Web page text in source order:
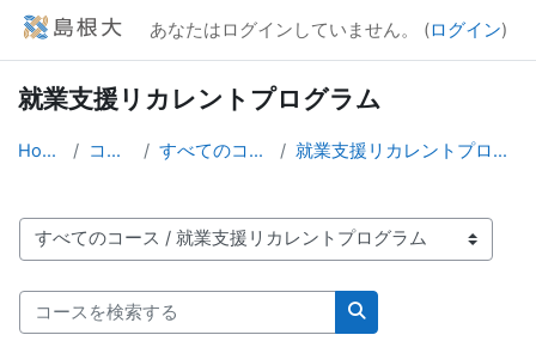
メインコンテンツへスキップする
あなたはログインしていません。 (ログイン)
就業支援リカレントプログラム
Home コース すべてのコース 就業支援リカレントプログラム
コースカテゴリ
コースを検索する
コースを検索する